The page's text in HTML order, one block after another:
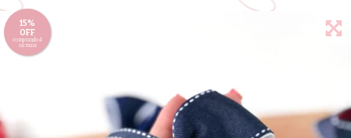
15%
OFF
comprando 4
ou mais